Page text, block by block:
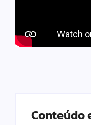
Conteúdo